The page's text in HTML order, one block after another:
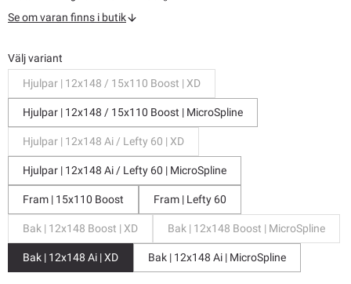
Se om varan finns i butik
Välj variant
Hjulpar | 12x148 / 15x110 Boost | XD
Hjulpar | 12x148 / 15x110 Boost | MicroSpline
Hjulpar | 12x148 Ai / Lefty 60 | XD
Hjulpar | 12x148 Ai / Lefty 60 | MicroSpline
Fram | 15x110 Boost Fram | Lefty 60
Bak | 12x148 Boost | XD Bak | 12x148 Boost | MicroSpline
Bak | 12x148 Ai | XD Bak | 12x148 Ai | MicroSpline